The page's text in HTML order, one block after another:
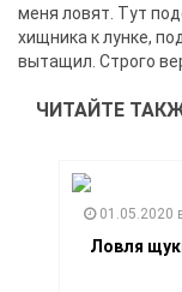
меня ловят. Тут
хищника к лунке,
вытащил. Строго
ЧИТАЙТЕ
01.05.2020
Ловля